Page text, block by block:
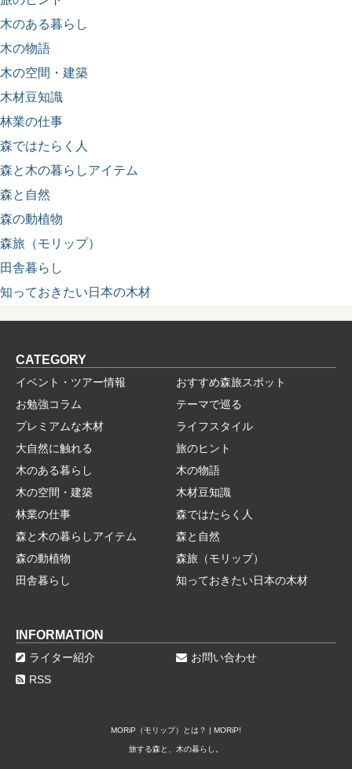
木のある暮らし
木の物語
木の空間・建築
木材豆知識
林業の仕事
森ではたらく人
森と木の暮らしアイテム
森と自然
森の動植物
森旅（モリップ）
田舎暮らし
知っておきたい日本の木材
CATEGORY
イベント・ツアー情報
おすすめ森旅スポット
お勉強コラム
テーマで巡る
プレミアムな木材
ライフスタイル
大自然に触れる
旅のヒント
木のある暮らし
木の物語
木の空間・建築
木材豆知識
林業の仕事
森ではたらく人
森と木の暮らしアイテム
森と自然
森の動植物
森旅（モリップ）
田舎暮らし
知っておきたい日本の木材
INFORMATION
ライター紹介
お問い合わせ
RSS
MORiP（モリップ）とは？ | MORiP!
旅する森と、木の暮らし。